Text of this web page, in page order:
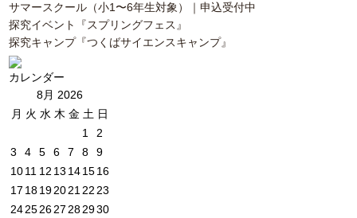
サマースクール（小1〜6年生対象）｜申込受付中
探究イベント『スプリングフェス』
探究キャンプ『つくばサイエンスキャンプ』
カレンダー
8月 2026
月 火 水 木 金 土 日
1
2
3
4 5 6 7 8
9
1011 12 13 141516
17 18192021 22 23
24252627 282930